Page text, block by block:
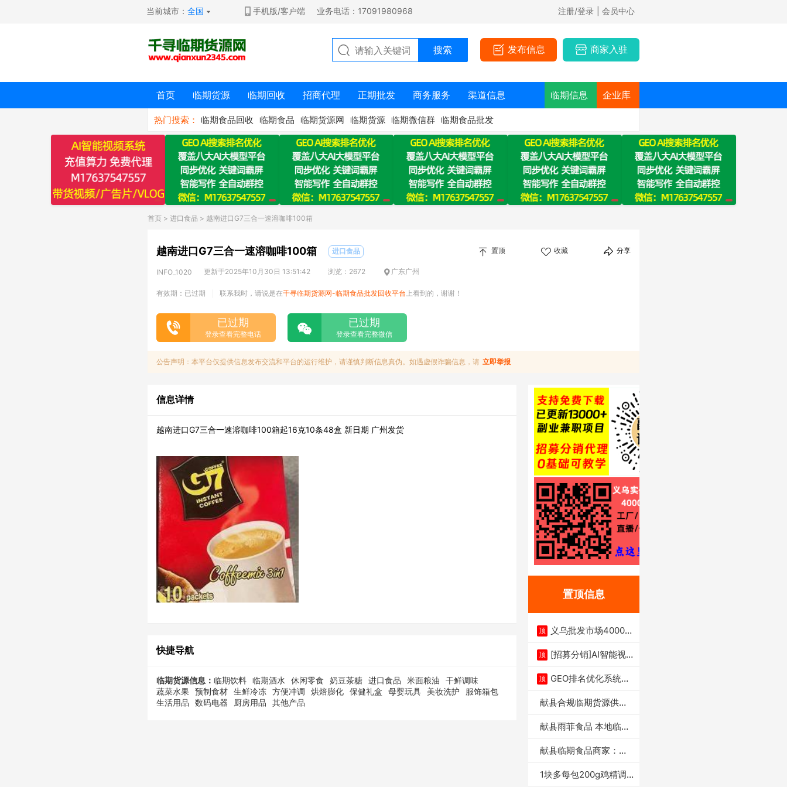
当前城市：全国 手机版/客户端 业务电话：17091980968 注册/登录 | 会员中心
发布信息 商家入驻
首页 临期货源 临期回收 招商代理 正期批发 商务服务 渠道信息 临期信息 企业库
热门搜索： 临期食品回收 临期食品 临期货源网 临期货源 临期微信群 临期食品批发
首页 > 进口食品 > 越南进口G7三合一速溶咖啡100箱
越南进口G7三合一速溶咖啡100箱 进口食品 置顶 收藏 分享
INFO_1020 更新于2025年10月30日 13:51:42 浏览：2672 广东广州
有效期：已过期 联系我时，请说是在千寻临期货源网-临期食品批发回收平台 上看到的，谢谢！
已过期
登录查看完整电话
已过期
登录查看完整微信
公告声明：本平台仅提供信息发布交流和平台的运行维护，请谨慎判断信息真伪。如遇虚假诈骗信息，请 立即举报
信息详情
越南进口G7三合一速溶咖啡100箱起16克10条48盒 新日期 广州发货
快捷导航
临期货源信息： 临期饮料 临期酒水 休闲零食 奶豆茶糖 进口食品 米面粮油
干鲜调味
蔬菜水果 预制食材 生鲜冷冻 方便冲调 烘焙膨化 保健礼盒 母婴玩具 美妆洗护
服饰箱包
生活用品
数码电器 厨房用品 其他产品
置顶信息
顶
义乌批发市场4000多
顶 [招募分销]AI智能视
顶 GEO排名优化系统+A
献县合规临期货源供货
献县雨菲食品 本地临期
献县临期食品商家：献
1块多每包200g鸡精调